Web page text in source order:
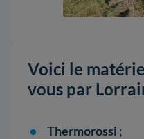
Voici le
vous par
Thermorossi ;